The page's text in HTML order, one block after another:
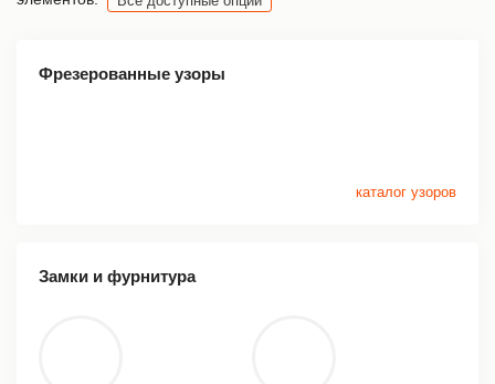
Фрезерованные узоры
каталог узоров
Замки и фурнитура